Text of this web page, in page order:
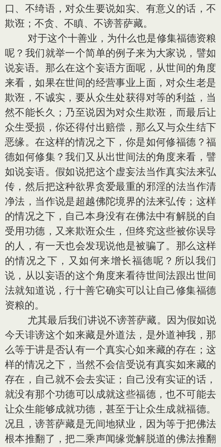
口、不绮语，对众生要说如实、有意义的话，不
欺诳；不贪、不瞋、不谤菩萨藏。
对于这个十善业，为什么也是修集福德资粮
呢？我们就举一个简单的例子来为大家说，譬如
说妄语。那么在这个妄语方面呢，从世间的角度
来看，如果在世间的经营事业上面，对众生老是
欺诳，不诚实，要从众生处获得对等的利益，当
然不能长久；乃至说因为对众生欺诳，而最后让
众生受损，你还得付出赔偿，那么又与众生结下
恶缘。在这样的情况之下，你是如何修福德？福
德如何修集？我们又从出世间法的角度来看，譬
如说妄语。假如说把这个虚妄法当作真实法来弘
传，然后把这种欲界贪爱最重的邪淫的法当作清
净法，当作说是超越佛陀境界的法来弘传；这样
的情况之下，自己本身没有在佛法中有解脱的自
受用功德，又来欺诳众生，但终究这些被你误导
的人，有一天也会发现说他是被骗了。那么这样
的情况之下，又如何来增长福德呢？所以我们
说，从以妄语的这个角度来看待世间法跟出世间
法就知道说，行十善它确实可以让自己修集福德
资粮的。
尤其最后我们讲说不谤菩萨藏。因为假如说
今天诽谤这个如来藏是外道法，是外道神我，那
么等于讲是否认有一个真实心如来藏的存在；这
样的情况之下，当然不会信受说有真实如来藏的
存在，自己就不会去实证；自己没有实证的话，
就没有那个功德可以成就这些福德，也不可能去
让众生能够成就功德，甚至于让众生成就福德。
况且，谤菩萨藏是无间地狱业，因为等于把佛法
根本推翻了，把二乘声闻缘觉解脱道的佛法推翻